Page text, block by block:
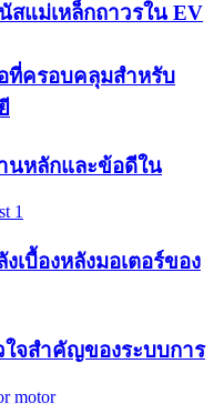
สแม่เหล็กถาวรใน EV
ที่ครอบคลุมสำหรับ
นหลักและข้อดีใน
เบื้องหลังมอเตอร์ของ
จสำคัญของระบบการ